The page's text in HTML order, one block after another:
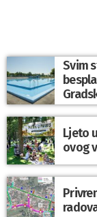
Svim
Ljeto
ovog